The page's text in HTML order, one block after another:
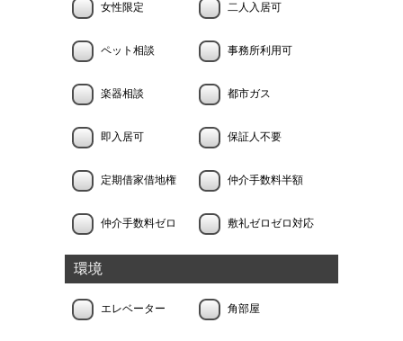
女性限定 二人入居可
ペット相談 事務所利用可
楽器相談 都市ガス
即入居可 保証人不要
定期借家借地権 仲介手数料半額
仲介手数料ゼロ 敷礼ゼロゼロ対応
環境
エレベーター 角部屋